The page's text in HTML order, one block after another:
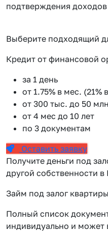
подтверждения доходов
Выберите подходящий
Кредит от финансовой
за 1 день
от 1.75% в мес. (21%
от 300 тыс. до 50
от 4 мес до 10 лет
по 3 документам
Оставить заявку
Получите деньги под
другой собственности
Займ под залог квартиры
Полный список
индивидуально и может